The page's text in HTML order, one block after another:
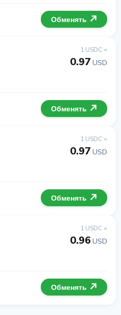
Обменять
1 USDC =
0.97 USD
Обменять
1 USDC =
0.97 USD
Обменять
1 USDC =
0.96 USD
Обменять